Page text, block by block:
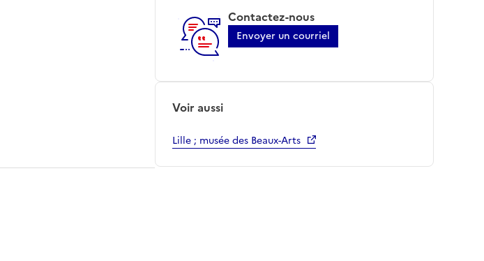
Contactez-nous
Envoyer un courriel
Voir aussi
Lille ; musée des Beaux-Arts